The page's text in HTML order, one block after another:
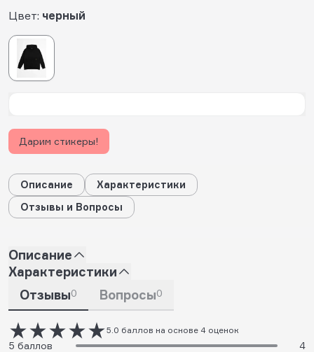
Цвет: черный
Дарим стикеры!
Описание
Характеристики
Отзывы и Вопросы
Описание
Характеристики
Отзывы0 Вопросы0
5.0 баллов на основе 4 оценок
5 баллов
4